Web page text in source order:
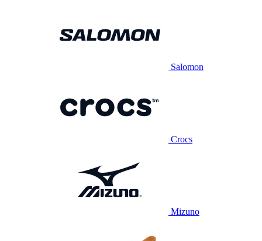
Salomon
Crocs
Mizuno